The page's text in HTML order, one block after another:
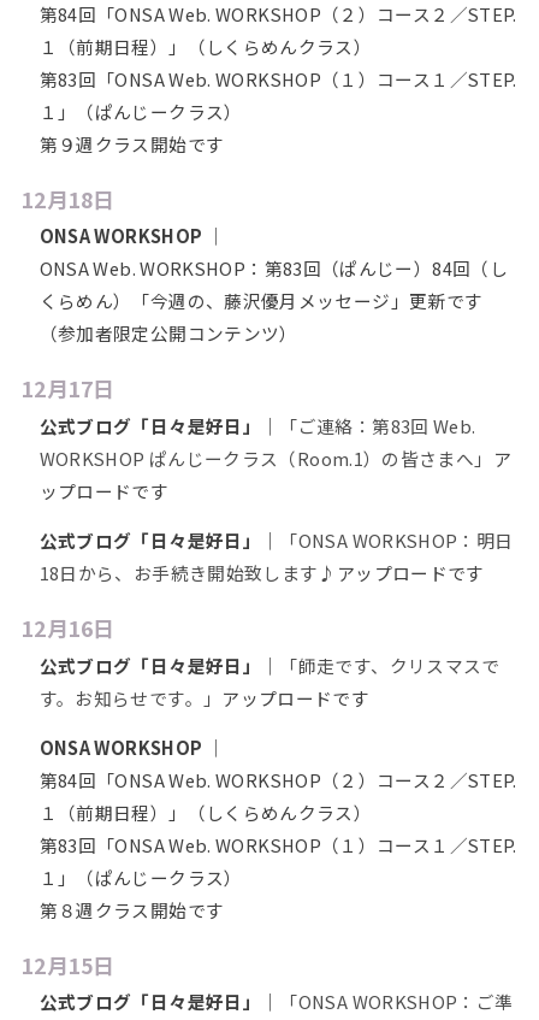
第84回「ONSA Web. WORKSHOP（２）コース２／STEP.
１（前期日程）」（しくらめんクラス）
第83回「ONSA Web. WORKSHOP（１）コース１／STEP.
１」（ぱんじークラス）
第９週クラス開始です
12月18日
ONSA WORKSHOP ｜
ONSA Web. WORKSHOP：第83回（ぱんじー）84回（し
くらめん）「今週の、藤沢優月メッセージ」更新です
（参加者限定公開コンテンツ）
12月17日
公式ブログ「日々是好日」 ｜
「ご連絡：第83回 Web.
WORKSHOP ぱんじークラス（Room.1）の皆さまへ」
ア
ップロードです
公式ブログ「日々是好日」
｜
「ONSA WORKSHOP：明日
18日から、お手続き開始致します♪ アップロードです
12月16日
公式ブログ「日々是好日」 ｜
「師走です、クリスマスで
す。お知らせです。」 アップロードです
ONSA WORKSHOP ｜
第84回「ONSA Web. WORKSHOP（２）コース２／STEP.
１（前期日程）」（しくらめんクラス）
第83回「ONSA Web. WORKSHOP（１）コース１／STEP.
１」（ぱんじークラス）
第８週クラス開始です
12月15日
公式ブログ「日々是好日」 ｜
「ONSA WORKSHOP：ご準